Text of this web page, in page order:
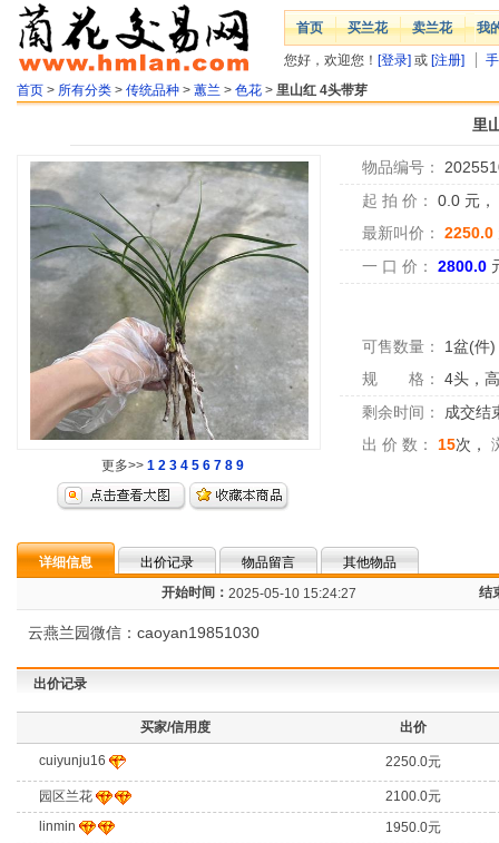
首页 买兰花 卖兰花 我
您好，欢迎您！ [登录] 或 [注册]
首页 > 所有分类 > 传统品种 > 蕙兰 > 色花 > 里山红 4头带芽
里
更多>> 1 2 3 4 5 6 7 8 9
物品编号：
起 拍 价：
0.0 元，
最新叫价：
2250.0
一 口 价：
2800.0
可售数量： 1盆(件)
规 格：
4头，
剩余时间：
成交结
出 价 数：
15次，
详细信息 出价记录 物品留言
其他物品
开始时间： 2025-05-10 15:24:27 结
云燕兰园微信：caoyan19851030
出价记录
买家/信用度 出价
cuiyunju16 2250.0元
园区兰花
2100.0元
linmin
1950.0元